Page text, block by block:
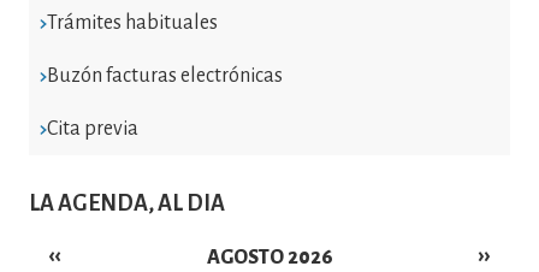
Trámites habituales
Buzón facturas electrónicas
Cita previa
LA AGENDA, AL DIA
AGOSTO 2026
‹‹ ››